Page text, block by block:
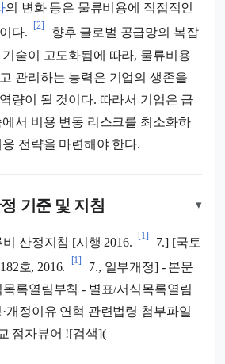
의 변화 등은 물류비용에 직접적인
다.
[2]
향후 글로벌 공급망의 복잡
술이 고도화됨에 따라, 물류비용
관리하는 능력은 기업의 생존을
량이 될 것이다. 따라서 기업은 급
서 비용 변동 리스크를 최소화하
전략을 마련해야 한다.
기준 및 지침 ▾
산정지침 [시행 2016.
[1]
7.] [국토
호, 2016.
[1]
7., 일부개정] - 본문
록열림부칙 - 별표/서식목록열림
개정이유 연혁 관련법령 첨부파일
점자뷰어 ![검색](